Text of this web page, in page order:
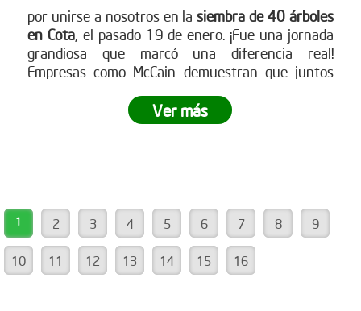
por unirse a nosotros en lasiembra de 40 árboles
en Cota, el pasado 19 de enero. ¡Fue una jornada
grandiosa que marcó una diferencia real!
Empresas como McCain demuestran que juntos
entorno. ¿Tu empresa está lista para ser parte del
cambio? Únete a nuestras siembras empresariales
Ver más
1 2 3 4 5 6 7 8 9
10 11 12 13 14 15 16